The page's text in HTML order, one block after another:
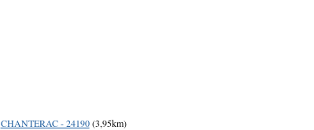
CHANTERAC - 24190(3,95km)